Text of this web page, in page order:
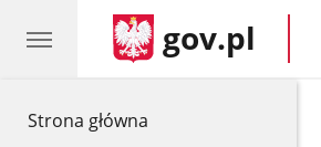
Strona główna
gov.pl